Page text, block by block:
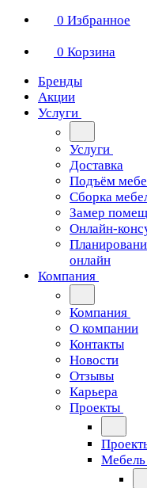
0 Избранное
0 Корзина
Бренды
Акции
Услуги
Услуги
Доставка
Подъём
Сборка
Замер
Онлайн-
онлайн
Компания
Компания
О компании
Контакты
Новости
Отзывы
Карьера
Проекты
Мебель